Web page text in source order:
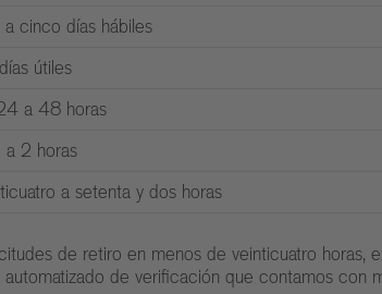
a cinco días hábiles
útiles
a 48 horas
a 2 horas
a setenta y dos horas
de retiro en menos de veinticuatro horas,
de verificación que contamos con